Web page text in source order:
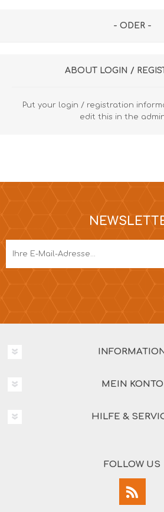
- ODER -
ABOUT LOGIN /
Put your login / registration
edit this in the
INFORMATION
MEIN KONTO
HILFE &
FOLLOW US